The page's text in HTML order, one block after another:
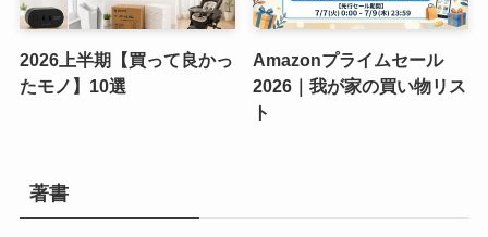
2026上半期【買って良かっ
たモノ】10選
Amazonプライムセール
2026｜我が家の買い物リス
ト
著書